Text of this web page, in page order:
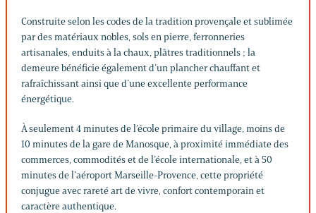
Construite selon les codes de la tradition provençale et sublimée
par des matériaux nobles, sols en pierre, ferronneries
artisanales, enduits à la chaux, plâtres traditionnels ; la
demeure bénéficie également d’un plancher chauffant et
rafraîchissant ainsi que d’une excellente performance
énergétique.
À seulement 4 minutes de l’école primaire du village, moins de
10 minutes de la gare de Manosque, à proximité immédiate des
commerces, commodités et de l’école internationale, et à 50
minutes de l’aéroport Marseille-Provence, cette propriété
conjugue avec rareté art de vivre, confort contemporain et
caractère authentique.